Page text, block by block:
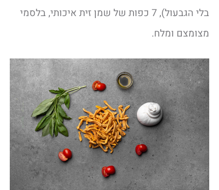
בלי הגבעול), 7 כפות של שמן זית איכותי, בלסמי
מצומצם ומלח.